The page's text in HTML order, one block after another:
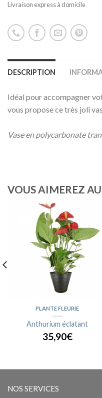
Livraison express à domicile
DESCRIPTION
Idéal pour accompagner
vous propose ce très joli
Vase en polycarbonate
VOUS AIMEREZ
PLANTE FLEURIE
Anthurium éclatant
35,90€
NOS SERVICES